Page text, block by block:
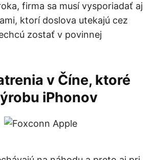
firma sa musí vysporiadať aj
ktorí doslova utekajú cez
zostať v povinnej
v Číne, ktoré
iPhonov